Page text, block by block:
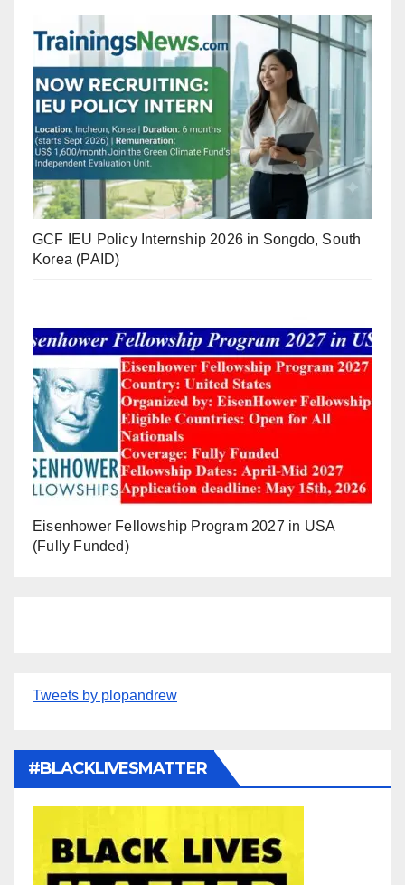
GCF IEU Policy Internship 2026 in Songdo, South
Korea (PAID)
Eisenhower Fellowship Program 2027 in USA
(Fully Funded)
Tweets by plopandrew
#BLACKLIVESMATTER